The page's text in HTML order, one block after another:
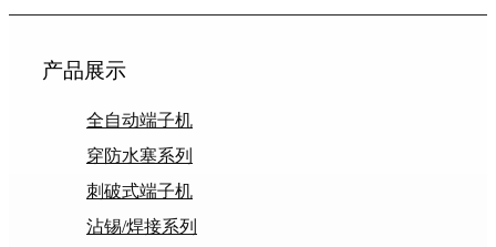
产品展示
全自动端子机
穿防水塞系列
刺破式端子机
沾锡/焊接系列